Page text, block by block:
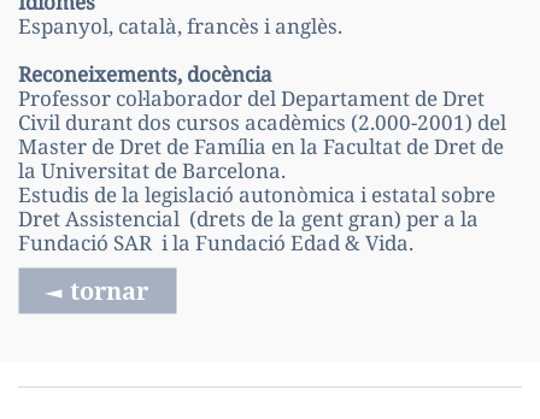
Espanyol, català, francès i anglès.
Reconeixements, docència
Professor col·laborador del Departament de Dret
Civil durant dos cursos acadèmics (2.000-2001) del
Master de Dret de Família en la Facultat de Dret de
la Universitat de Barcelona.
Estudis de la legislació autonòmica i estatal sobre
Dret Assistencial (drets de la gent gran) per a la
Fundació SAR i la Fundació Edad & Vida.